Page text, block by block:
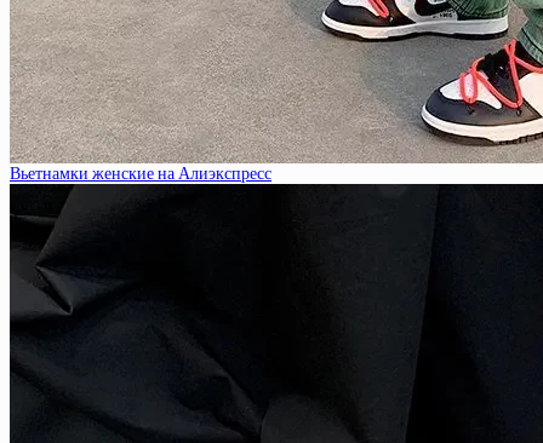
Вьетнамки женские на Алиэкспресс